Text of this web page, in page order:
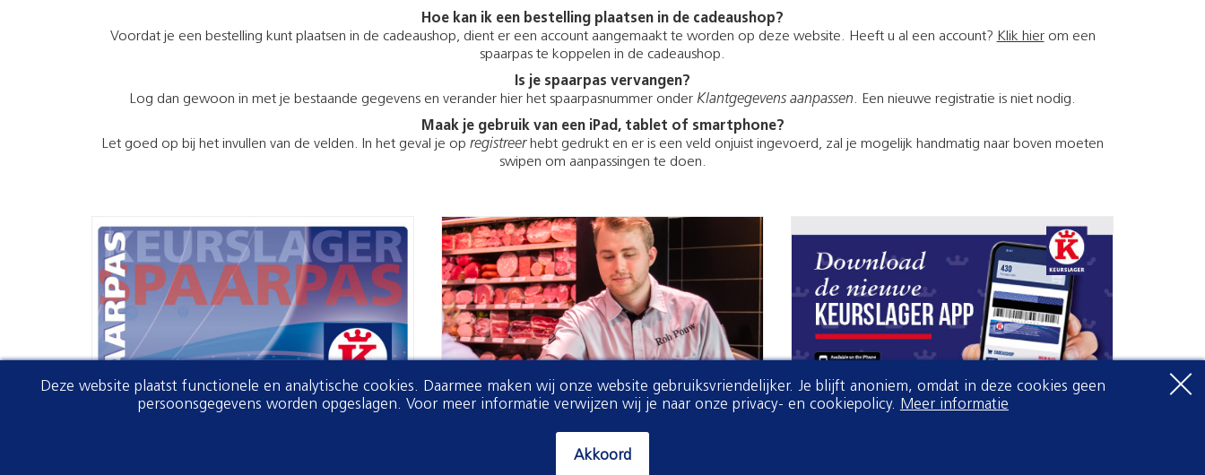
Hoe kan ik een bestelling plaatsen in de cadeaushop?
Voordat je een bestelling kunt plaatsen in de cadeaushop, dient er een account aangemaakt te worden op deze website. Heeft u al een account? Klik hierom een
spaarpas te koppelen in de cadeaushop.
Is je spaarpas vervangen?
Log dan gewoon in met je bestaande gegevens en verander hier het spaarpasnummer onder Klantgegevens aanpassen. Een nieuwe registratie is niet nodig.
Maak je gebruik van een iPad, tablet of smartphone?
Let goed op bij het invullen van de velden. In het geval je op registreerhebt gedrukt en er is een veld onjuist ingevoerd, zal je mogelijk handmatig naar boven moeten
swipen om aanpassingen te doen.
Deze website plaatst functionele en analytische cookies. Daarmee maken wij onze website gebruiksvriendelijker. Je blijft anoniem, omdat in deze cookies geen
persoonsgegevens worden opgeslagen. Voor meer informatie verwijzen wij je naar onze privacy- en cookiepolicy. Meer informatie
Akkoord